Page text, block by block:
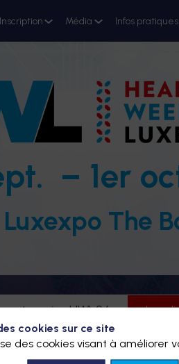
Inscription Média Infos pratiques
– 1er
Luxexpo The
HWL26 Je
cookies sur ce site
des cookies visant à améliorer